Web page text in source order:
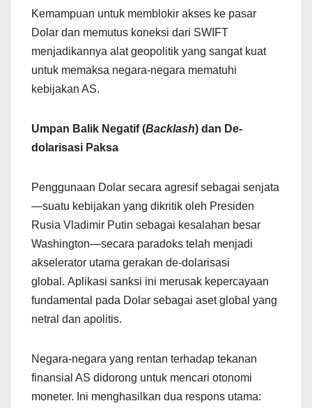
Kemampuan untuk memblokir akses ke pasar
Dolar dan memutus koneksi dari SWIFT
menjadikannya alat geopolitik yang sangat kuat
untuk memaksa negara-negara mematuhi
kebijakan AS.
Umpan Balik Negatif (Backlash) dan De-
dolarisasi Paksa
Penggunaan Dolar secara agresif sebagai senjata
—suatu kebijakan yang dikritik oleh Presiden
Rusia Vladimir Putin sebagai kesalahan besar
Washington—secara paradoks telah menjadi
akselerator utama gerakan de-dolarisasi
global. Aplikasi sanksi ini merusak kepercayaan
fundamental pada Dolar sebagai aset global yang
netral dan apolitis.
Negara-negara yang rentan terhadap tekanan
finansial AS didorong untuk mencari otonomi
moneter. Ini menghasilkan dua respons utama: